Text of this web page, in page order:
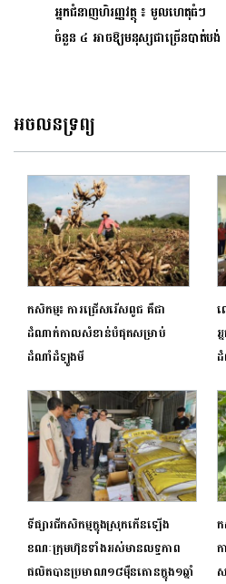
អ្នកជំនាញហិរញ្ញវត្ថុ ៖ មូលហេតុធំៗ
ចំនួន ៤ អាចឱ្យមនុស្សជាច្រើនបាត់បង់
អចលនទ្រព្យ
កសិកម្ម៖ ការជ្រើសរើសពូជ គឺជា
ដំណាក់កាលសំខាន់បំផុតសម្រាប់
ដំណាំដំឡូងមី
ទីផ្សារជីកសិកម្មក្នុងស្រុកកើនឡើង
ខណៈក្រុមហ៊ុនទាំងអស់មានលទ្ធភាព
ផលិតបានប្រមាណ១៨ម៉ឺនតោនក្នុង១ឆ្នាំ